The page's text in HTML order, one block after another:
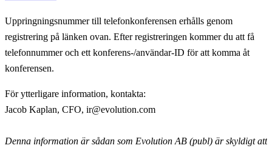
Uppringningsnummer till telefonkonferensen erhålls genom
registrering på länken ovan. Efter registreringen kommer du att få
telefonnummer och ett konferens-/användar-ID för att komma åt
konferensen.
För ytterligare information, kontakta:
Jacob Kaplan, CFO, ir@evolution.com
Denna information är sådan som Evolution AB (publ) är skyldigt att